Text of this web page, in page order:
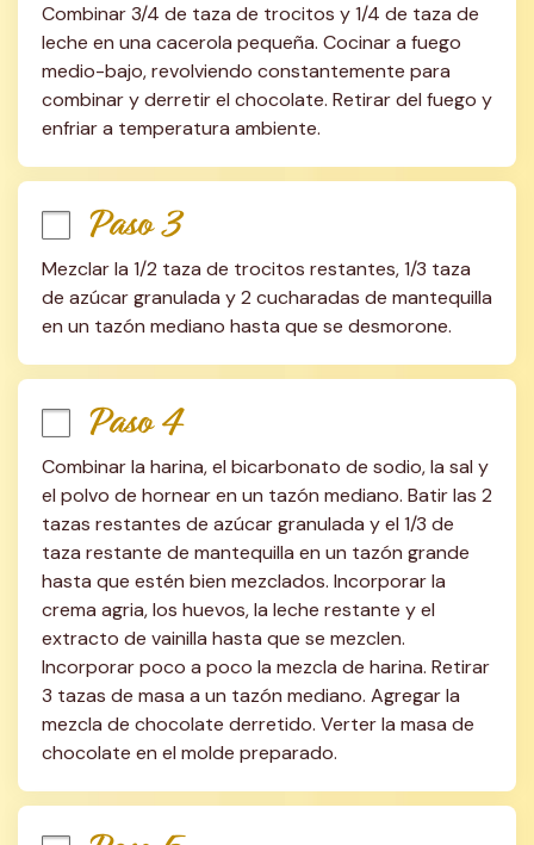
Combinar 3/4 de taza de trocitos y 1/4 de taza de
leche en una cacerola pequeña. Cocinar a fuego
medio-bajo, revolviendo constantemente para
combinar y derretir el chocolate. Retirar del fuego y
enfriar a temperatura ambiente.
Paso 3
Mezclar la 1/2 taza de trocitos restantes, 1/3 taza
de azúcar granulada y 2 cucharadas de mantequilla
en un tazón mediano hasta que se desmorone.
Paso 4
Combinar la harina, el bicarbonato de sodio, la sal y
el polvo de hornear en un tazón mediano. Batir las 2
tazas restantes de azúcar granulada y el 1/3 de
taza restante de mantequilla en un tazón grande
hasta que estén bien mezclados. Incorporar la
crema agria, los huevos, la leche restante y el
extracto de vainilla hasta que se mezclen.
Incorporar poco a poco la mezcla de harina. Retirar
3 tazas de masa a un tazón mediano. Agregar la
mezcla de chocolate derretido. Verter la masa de
chocolate en el molde preparado.